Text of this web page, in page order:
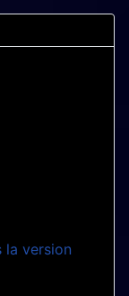
la version